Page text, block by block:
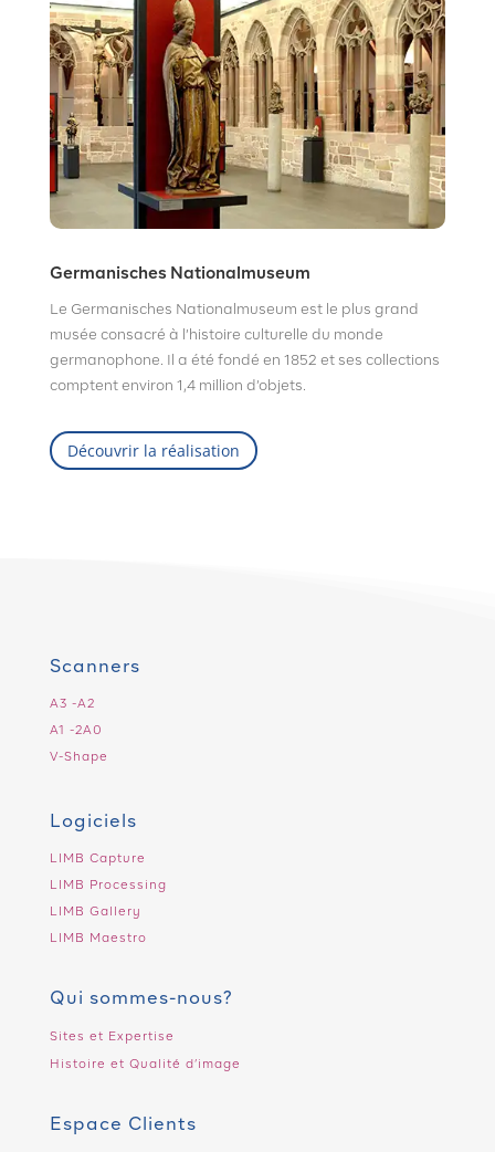
Germanisches Nationalmuseum
Le Germanisches Nationalmuseum est le plus grand
musée consacré à l’histoire culturelle du monde
germanophone. Il a été fondé en 1852 et ses collections
comptent environ 1,4 million d’objets.
Découvrir la réalisation
Scanners
A3 -A2
A1 -2A0
V-Shape
Logiciels
LIMB Capture
LIMB Processing
LIMB Gallery
LIMB Maestro
Qui sommes-nous?
Sites et Expertise
Histoire et Qualité d’image
Espace Clients